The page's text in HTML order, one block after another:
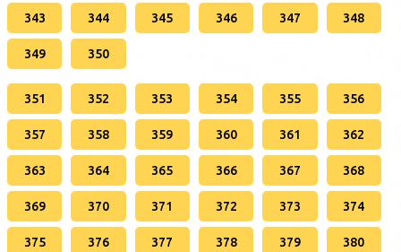
343 344 345 346 347 348
349 350
351 352 353 354 355 356
357 358 359 360 361 362
363 364 365 366 367 368
369 370 371 372 373 374
375 376 377 378 379 380